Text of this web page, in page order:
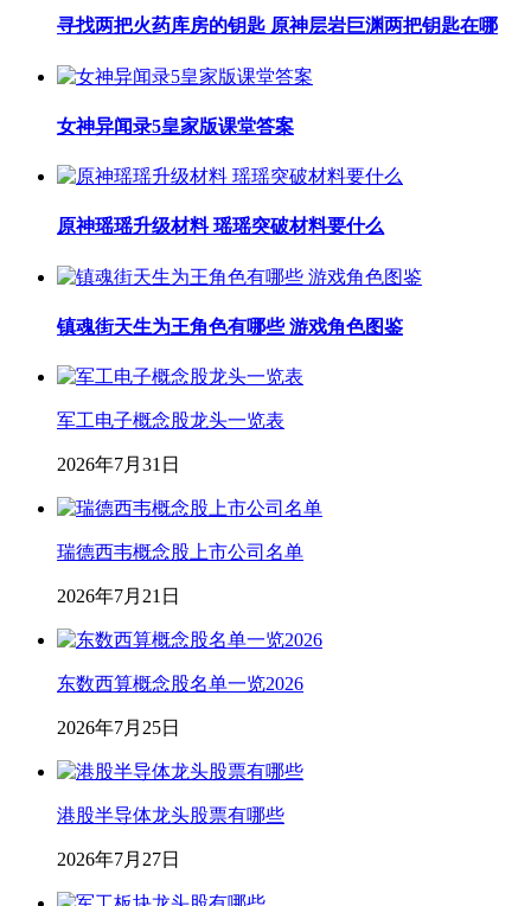
寻找两把火药库房的钥匙 原神层岩巨渊两把钥匙在哪
女神异闻录5皇家版课堂答案
原神瑶瑶升级材料 瑶瑶突破材料要什么
镇魂街天生为王角色有哪些 游戏角色图鉴
军工电子概念股龙头一览表
2026年7月31日
瑞德西韦概念股上市公司名单
2026年7月21日
东数西算概念股名单一览2026
2026年7月25日
港股半导体龙头股票有哪些
2026年7月27日